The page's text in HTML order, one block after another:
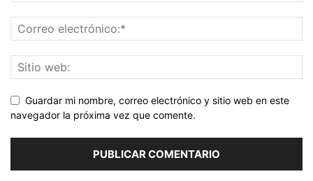
Guardar mi nombre, correo electrónico y sitio web en este
navegador la próxima vez que comente.